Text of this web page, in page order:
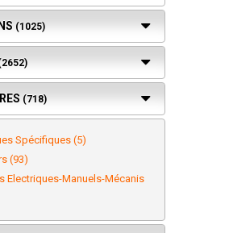
(1025)
(718)
Spécifiques (5)
(93)
Electriques-Manuels-Mécanis